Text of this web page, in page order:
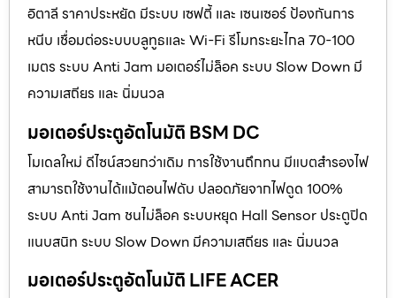
อิตาลี ราคาประหยัด มีระบบ เซฟตี้ และ เซนเซอร์ ป้องกันการ
หนีบ เชื่อมต่อระบบบลูทูธและ Wi-Fi รีโมทระยะไกล 70-100
เมตร ระบบ Anti Jam มอเตอร์ไม่ล็อค ระบบ Slow Down มี
ความเสถียร และ นิ่มนวล
มอเตอร์ประตูอัตโนมัติ BSM DC
โมเดลใหม่ ดีไซน์สวยกว่าเดิม การใช้งานถึกทน มีแบตสำรองไฟ
สามารถใช้งานได้แม้ตอนไฟดับ ปลอดภัยจากไฟดูด 100%
ระบบ Anti Jam ชนไม่ล็อค ระบบหยุด Hall Sensor ประตูปิด
แนบสนิท ระบบ Slow Down มีความเสถียร และ นิ่มนวล
มอเตอร์ประตูอัตโนมัติ LIFE ACER